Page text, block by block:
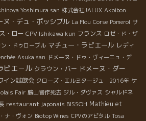
Yoshimura san 株式会社JALUX Akoibon
ヌ・デュ・ポッシブル La Flou Corse Pomerol サ
・ロー CPV Ishikawa kun フランス ロゼ・ド・ザ
ン・ドゥローブル マチュー・ラピエール レディ
Asuka san ドメーヌ・ドゥ・ヴィーニュ・デ
ピエ－ル クラウン・バー ドメーヌ・ダー
イン試飲会 クローズ・エルミタージュ 2016年 ケ
Fair 勝山晋作死去 ジル・ダヴァス シャルドネ
restaurant japonais BISSOH Mathieu et
ナ・ヴォン Biotop Wines CPVのアビタル Tosa